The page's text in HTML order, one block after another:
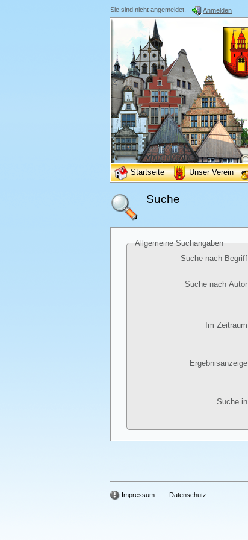
Sie sind nicht angemeldet. Anmelden
Startseite Unser Verein
Suche
Allgemeine Suchangaben
Suche nach Begriff
Suche nach Autor
Im Zeitraum
Ergebnisanzeige
Suche in
Impressum Datenschutz